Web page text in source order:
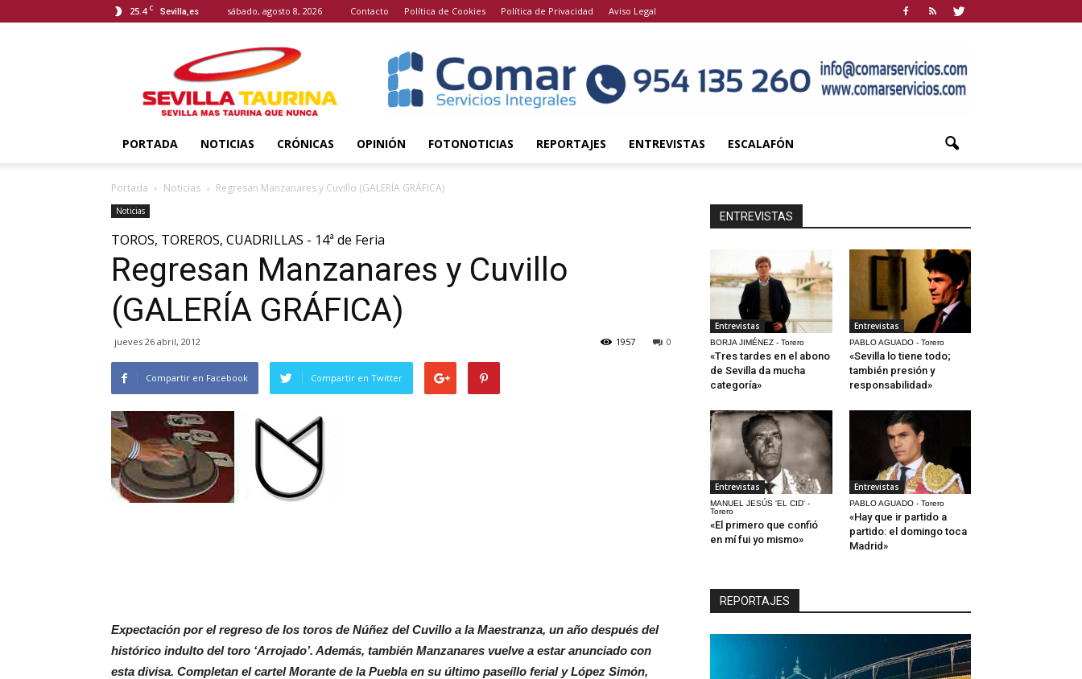
25.4 C Sevilla,es sábado, agosto 8, 2026 Contacto Política de Cookies Política de Privacidad Aviso Legal
Taurina
PORTADA NOTICIAS CRÓNICAS OPINIÓN FOTONOTICIAS REPORTAJES ENTREVISTAS ESCALAFÓN
Portada Noticias Regresan Manzanares y Cuvillo (GALERÍA GRÁFICA)
Noticias
TOROS, TOREROS, CUADRILLAS - 14ª de Feria
Regresan Manzanares y Cuvillo
(GALERÍA GRÁFICA)
jueves 26 abril, 2012 0
1957
Compartir en Facebook Compartir en Twitter
Expectación por el regreso de los toros de Núñez del Cuvillo a la Maestranza, un año después del
histórico indulto del toro ‘Arrojado’. Además, también Manzanares vuelve a estar anunciado con
esta divisa. Completan el cartel Morante de la Puebla en su último paseíllo ferial y López Simón,
ENTREVISTAS
Entrevistas
BORJA JIMÉNEZ - Torero
«Tres tardes en el abono
de Sevilla da mucha
categoría»
Entrevistas
PABLO AGUADO - Torero
«Sevilla lo tiene todo;
también presión y
responsabilidad»
Entrevistas
MANUEL JESÚS 'EL CID' -
Torero
«El primero que confió
en mí fui yo mismo»
Entrevistas
PABLO AGUADO - Torero
«Hay que ir partido a
partido: el domingo toca
Madrid»
REPORTAJES